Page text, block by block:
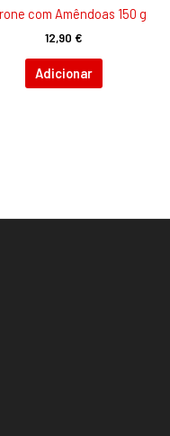
com Amêndoas 150 g
12,90 €
Adicionar